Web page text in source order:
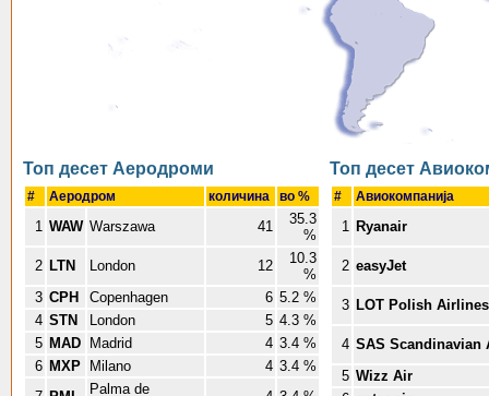
Топ десет Аеродроми
# Аеродром количина во %
1 WAW Warszawa 41
35.3
%
2 LTN London 12
10.3
%
3 CPH Copenhagen 6 5.2 %
4 STN London 5 4.3 %
5 MAD Madrid 4 3.4 %
6 MXP Milano 4 3.4 %
Palma de
Топ десет
# Авиокомпанија
1 Ryanair
2 easyJet
3 LOT Polish Airlines
4 SAS Scandinavian
5 Wizz Air